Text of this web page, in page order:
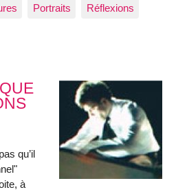
Portraits Réflexions
qu’il
à